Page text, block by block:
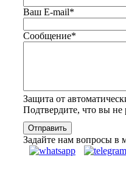
Ваш E-mail*
Сообщение*
Защита от
Подтвердите, что вы не
Задайте нам вопросы в